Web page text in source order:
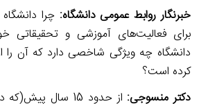
خبرنگار روابط عمومی دانشگاه: چرا
برای فعالیت‌های آموزشی و تحقیقاتی
دانشگاه چه ویژگی شاخصی دارد که آن را
کرده است؟
دکتر منسوجی:
از حدود 15 سال